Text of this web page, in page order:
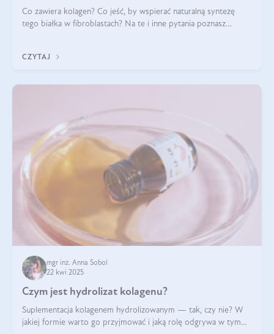
Co zawiera kolagen? Co jeść, by wspierać naturalną syntezę
tego białka w fibroblastach? Na te i inne pytania poznasz
CZYTAJ
mgr inż. Anna Sobol
22 kwi 2025
Czym jest hydrolizat kolagenu?
Suplementacja kolagenem hydrolizowanym — tak, czy nie? W
jakiej formie warto go przyjmować i jaką rolę odgrywa w tym